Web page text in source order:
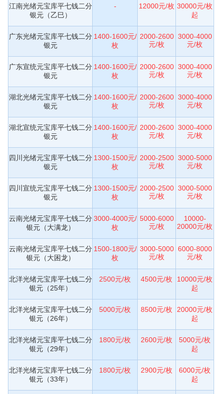
江南光绪元宝库平七钱二分
银元（乙巳）
- 12000元/枚 30000元/枚
起
广东光绪元宝库平七钱二分
银元
1400-1600元/
枚
2000-2600
元/枚
3000-4000
元/枚
广东宣统元宝库平七钱二分
银元
1400-1600元/
枚
2000-2600
元/枚
3000-4000
元/枚
湖北光绪元宝库平七钱二分
银元
1400-1600元/
枚
2000-2600
元/枚
3000-4000
元/枚
湖北宣统元宝库平七钱二分
银元
1400-1600元/
枚
2000-2600
元/枚
3000-4000
元/枚
四川光绪元宝库平七钱二分
银元
1300-1500元/
枚
2000-2500
元/枚
3000-5000
元/枚
四川宣统元宝库平七钱二分
银元
1300-1500元/
枚
2000-2500
元/枚
3000-5000
元/枚
云南光绪元宝库平七钱二分
银元（大满龙）
3000-4000元/
枚
5000-6000
元/枚
10000-
20000元/枚
云南光绪元宝库平七钱二分
银元（大困龙）
1500-1800元/
枚
3000-5000
元/枚
6000-8000
元/枚
北洋光绪元宝库平七钱二分
银元（25年）
2500元/枚 4500元/枚
10000元/枚
起
北洋光绪元宝库平七钱二分
银元（26年）
5000元/枚 8500元/枚
20000元/枚
起
北洋光绪元宝库平七钱二分
银元（29年）
1800元/枚 2600元/枚
5000元/枚
起
北洋光绪元宝库平七钱二分
银元（33年）
1800元/枚 2900元/枚
6000元/枚
起